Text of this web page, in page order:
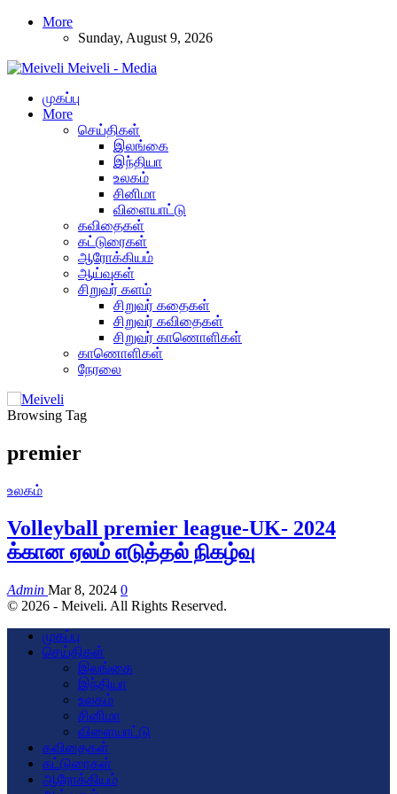
More
Sunday, August 9, 2026
Meiveli - Media
முகப்பு
More
செய்திகள்
இலங்கை
இந்தியா
உலகம்
சினிமா
விளையாட்டு
கவிதைகள்
கட்டுரைகள்
ஆரோக்கியம்
ஆய்வுகள்
சிறுவர் களம்
சிறுவர் கதைகள்
சிறுவர் கவிதைகள்
சிறுவர் காணொளிகள்
காணொளிகள்
நேரலை
Browsing Tag
premier
உலகம்
Volleyball premier league-UK- 2024
க்கான ஏலம் எடுத்தல் நிகழ்வு
Admin Mar 8, 2024 0
© 2026 - Meiveli. All Rights Reserved.
முகப்பு
செய்திகள்
இலங்கை
இந்தியா
உலகம்
சினிமா
விளையாட்டு
கவிதைகள்
கட்டுரைகள்
ஆரோக்கியம்